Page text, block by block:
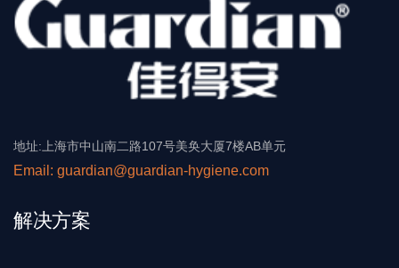
地址:上海市中山南二路107号美奂大厦7楼AB单元
Email: guardian@guardian-hygiene.com
解决方案